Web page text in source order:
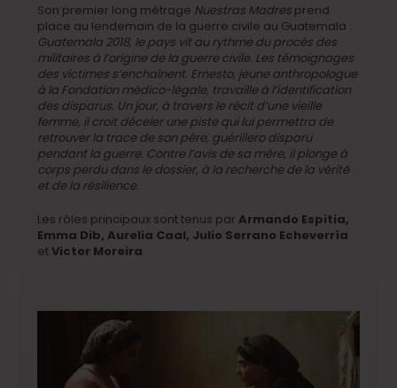
Son premier long métrage Nuestras Madres prend
place au lendemain de la guerre civile au Guatemala :
Guatemala 2018, le pays vit au rythme du procès des
militaires à l’origine de la guerre civile. Les témoignages
des victimes s’enchaînent. Ernesto, jeune anthro­pologue
à la Fondation médico-légale, travaille à l’identification
des disparus. Un jour, à travers le récit d’une vieille
femme, il croit déceler une piste qui lui permettra de
retrouver la trace de son père, guérillero disparu
pendant la guerre. Contre l’avis de sa mère, il plonge à
corps perdu dans le dossier, à la recherche de la vérité
et de la résilience.
Les rôles principaux sont tenus parArmando Espitia,
Emma Dib, Aurelia Caal, Julio Serrano Echeverría
etVictor Moreira.